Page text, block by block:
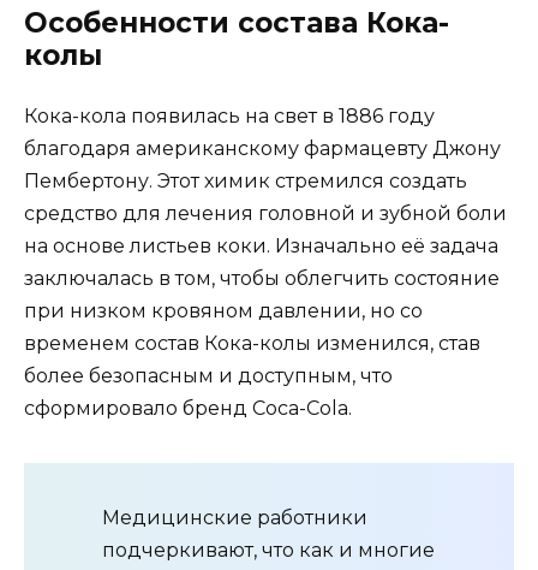
Особенности состава Кока-
колы
Кока-кола появилась на свет в 1886 году
благодаря американскому фармацевту Джону
Пембертону. Этот химик стремился создать
средство для лечения головной и зубной боли
на основе листьев коки. Изначально её задача
заключалась в том, чтобы облегчить состояние
при низком кровяном давлении, но со
временем состав Кока-колы изменился, став
более безопасным и доступным, что
сформировало бренд Coca-Cola.
Медицинские работники
подчеркивают, что как и многие